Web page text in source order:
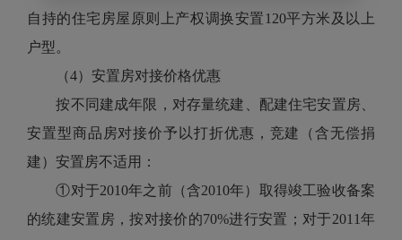
自持的住宅房屋原则上产权调换安置120平方米及以上
户型。
（4）安置房对接价格优惠
按不同建成年限，对存量统建、配建住宅安置房、
安置型商品房对接价予以打折优惠，竞建（含无偿捐
建）安置房不适用：
①对于2010年之前（含2010年）取得竣工验收备案
的统建安置房，按对接价的70%进行安置；对于2011年